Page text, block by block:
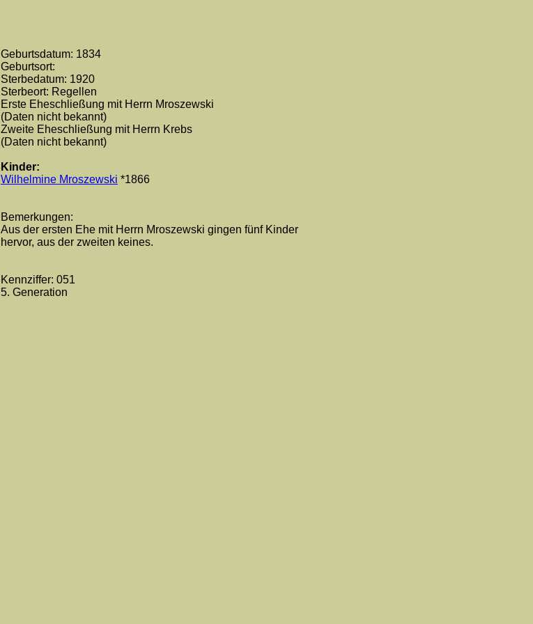
Geburtsdatum: 1834
Geburtsort:
Sterbedatum: 1920
Sterbeort: Regellen
Erste Eheschließung mit Herrn Mroszewski
(Daten nicht bekannt)
Zweite Eheschließung mit Herrn Krebs
(Daten nicht bekannt)
Kinder:
Wilhelmine Mroszewski *1866
Bemerkungen:
Aus der ersten Ehe mit Herrn Mroszewski gingen fünf Kinder
hervor, aus der zweiten keines.
Kennziffer: 051
5. Generation